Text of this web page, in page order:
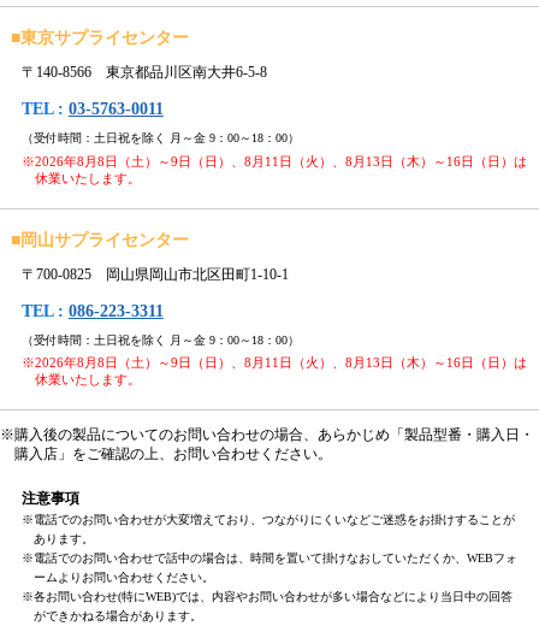
■東京サプライセンター
〒140-8566 東京都品川区南大井6-5-8
TEL : 03-5763-0011
（受付時間：土日祝を除く 月～金 9：00～18：00）
※2026年8月8日（土）～9日（日）、8月11日（火）、8月13日（木）～16日（日）は
休業いたします。
■岡山サプライセンター
〒700-0825 岡山県岡山市北区田町1-10-1
TEL : 086-223-3311
（受付時間：土日祝を除く 月～金 9：00～18：00）
※2026年8月8日（土）～9日（日）、8月11日（火）、8月13日（木）～16日（日）は
休業いたします。
※購入後の製品についてのお問い合わせの場合、あらかじめ「製品型番・購入日・
購入店」をご確認の上、お問い合わせください。
注意事項
※電話でのお問い合わせが大変増えており、つながりにくいなどご迷惑をお掛けすることが
あります。
※電話でのお問い合わせで話中の場合は、時間を置いて掛けなおしていただくか、WEBフォ
ームよりお問い合わせください。
※各お問い合わせ(特にWEB)では、内容やお問い合わせが多い場合などにより当日中の回答
ができかねる場合があります。